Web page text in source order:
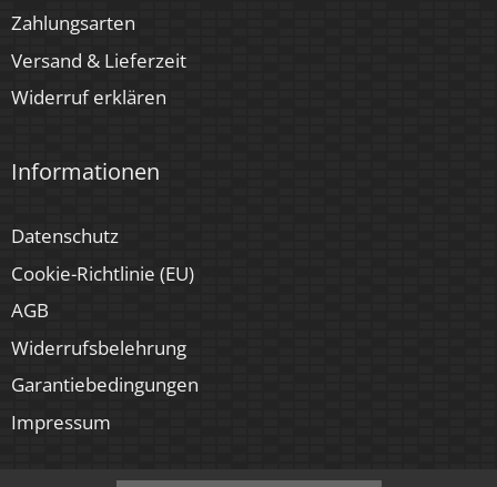
Zahlungsarten
Versand & Lieferzeit
Widerruf erklären
Informationen
Datenschutz
Cookie-Richtlinie (EU)
AGB
Widerrufsbelehrung
Garantiebedingungen
Impressum